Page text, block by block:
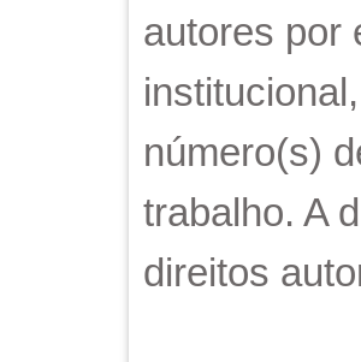
autores por
número(s)
trabalho. A
direitos